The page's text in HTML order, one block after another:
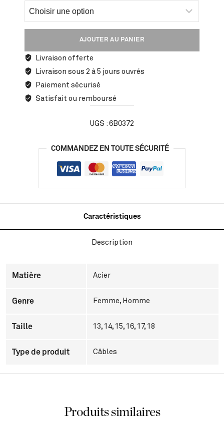
AJOUTER AU PANIER
Livraison offerte
Livraison sous 2 à 5 jours ouvrés
Paiement sécurisé
Satisfait ou remboursé
UGS : 6B0372
COMMANDEZ EN TOUTE SÉCURITÉ
Caractéristiques
Description
Matière Acier
Genre Femme, Homme
Taille 13, 14, 15, 16, 17, 18
Type de produit Câbles
Produits similaires